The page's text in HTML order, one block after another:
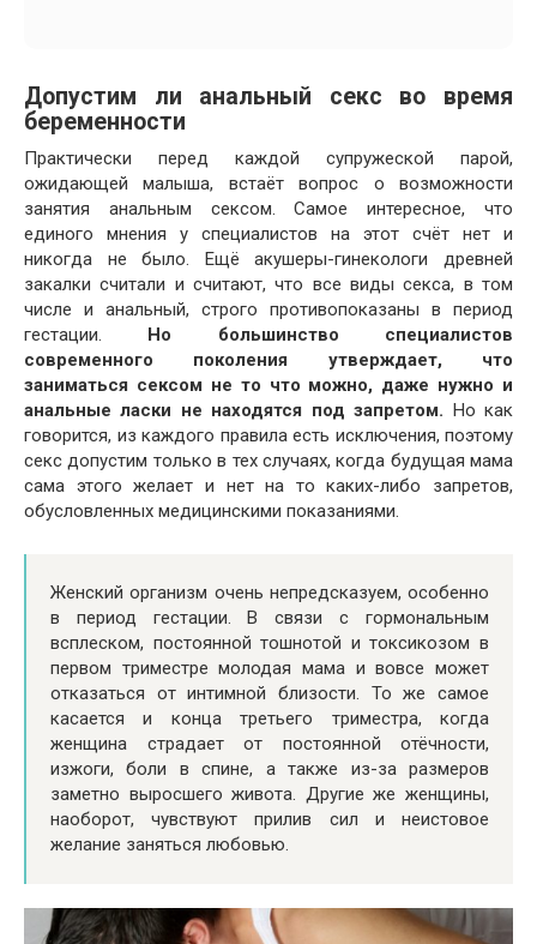
Допустим ли анальный секс во время
беременности
Практически перед каждой супружеской парой,
ожидающей малыша, встаёт вопрос о возможности
занятия анальным сексом. Самое интересное, что
единого мнения у специалистов на этот счёт нет и
никогда не было. Ещё акушеры-гинекологи древней
закалки считали и считают, что все виды секса, в том
числе и анальный, строго противопоказаны в период
гестации. Но большинство специалистов
современного поколения утверждает, что
заниматься сексом не то что можно, даже нужно и
анальные ласки не находятся под запретом. Но как
говорится, из каждого правила есть исключения, поэтому
секс допустим только в тех случаях, когда будущая мама
сама этого желает и нет на то каких-либо запретов,
обусловленных медицинскими показаниями.
Женский организм очень непредсказуем, особенно
в период гестации. В связи с гормональным
всплеском, постоянной тошнотой и токсикозом в
первом триместре молодая мама и вовсе может
отказаться от интимной близости. То же самое
касается и конца третьего триместра, когда
женщина страдает от постоянной отёчности,
изжоги, боли в спине, а также из-за размеров
заметно выросшего живота. Другие же женщины,
наоборот, чувствуют прилив сил и неистовое
желание заняться любовью.